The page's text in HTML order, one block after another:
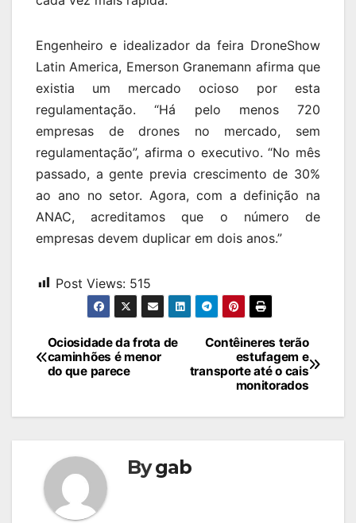
Engenheiro e idealizador da feira DroneShow
Latin America, Emerson Granemann afirma que
existia um mercado ocioso por esta
regulamentação. “Há pelo menos 720
empresas de drones no mercado, sem
regulamentação”, afirma o executivo. “No mês
passado, a gente previa crescimento de 30%
ao ano no setor. Agora, com a definição na
ANAC, acreditamos que o número de
empresas devem duplicar em dois anos.”
Post Views: 515
Navegação
de
Contêineres terão
estufagem e
transporte até o cais
monitorados
Ociosidade da frota de
caminhões é menor
do que parece
Bygab